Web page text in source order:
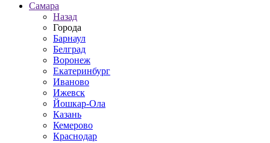
Самара
Назад
Города
Барнаул
Белград
Воронеж
Екатеринбург
Иваново
Ижевск
Йошкар-Ола
Казань
Кемерово
Краснодар